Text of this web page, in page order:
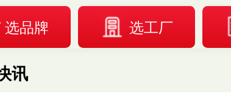
选品牌 选工厂
讯